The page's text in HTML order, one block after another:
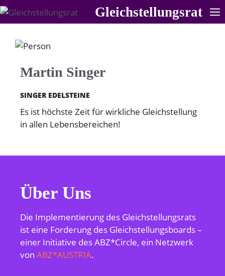
Zum
Inhalt
Gleichstellungsrat
Martin Singer
SINGER EDELSTEINE
Es ist höchste Zeit für wirkliche Gleichstellung
in allen Lebensbereichen!
Über Uns
Die Implementierung des Gleichstellungsrats
ist eine Forderung des Gleichstellungsboards –
einer Initiative des ABZ*Circle, ein Netzwerk
von ABZ*AUSTRIA.